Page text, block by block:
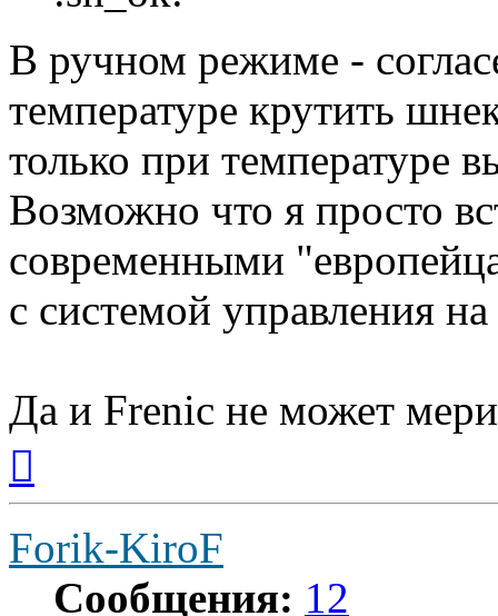
В ручном режиме -
температуре крутить
только при температуре
Возможно что я просто
современными
с системой управления
Да и Frenic не может
началу
Forik-KiroF
Сообщения: 12